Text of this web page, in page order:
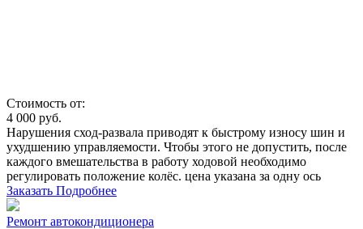
Стоимость от:
4 000 руб.
Нарушения сход-развала приводят к быстрому износу шин и
ухудшению управляемости. Чтобы этого не допустить, после
каждого вмешательства в работу ходовой необходимо
регулировать положение колёс. цена указана за одну ось
Заказать Подробнее
Ремонт автокондиционера